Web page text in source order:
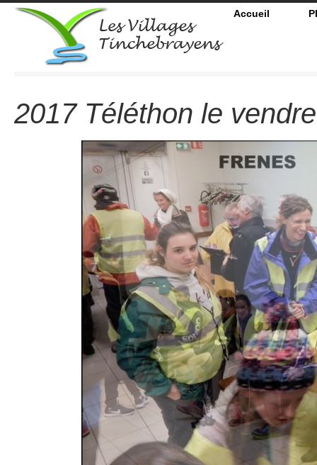
Accueil
2017 Téléthon le